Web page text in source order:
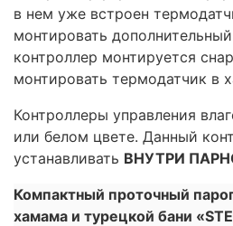
в нем уже встроен
монтировать
контроллер монтируется
монтировать термодатчик в
Контроллеры управления
или белом цвете. Данный
устанавливать ВНУТРИ
Компактный проточный
хамама и турецкой бани